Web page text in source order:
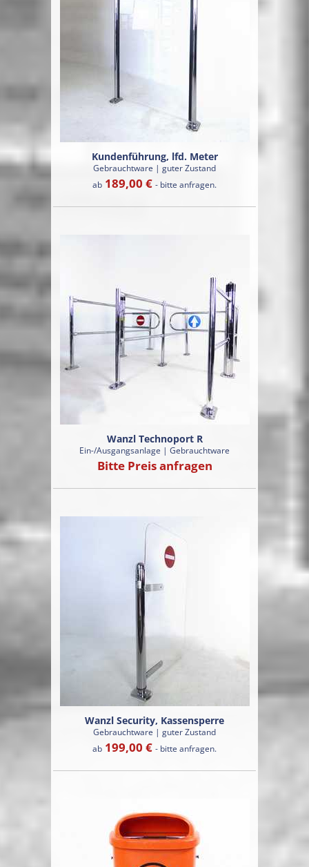
Kundenführung, lfd. Meter
Gebrauchtware | guter Zustand
ab 189,00 € - bitte anfragen.
Wanzl Technoport R
Ein-/Ausgangsanlage | Gebrauchtware
Bitte Preis anfragen
Wanzl Security, Kassensperre
Gebrauchtware | guter Zustand
ab 199,00 € - bitte anfragen.